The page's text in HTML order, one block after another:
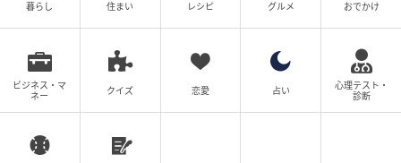
暮らし 住まい レシピ グルメ おでかけ
ビジネス・マ
ネー
クイズ 恋愛 占い
心理テスト・
診断